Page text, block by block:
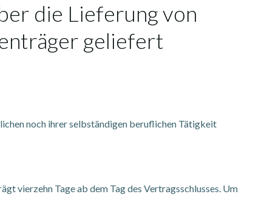
die Lieferung von
geliefert
noch ihrer selbständigen beruflichen Tätigkeit
vierzehn Tage ab dem Tag des Vertragsschlusses. Um